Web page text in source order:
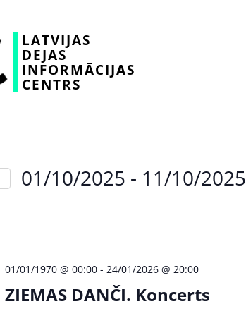
LATVIJAS
DEJAS
INFORMĀCIJAS
CENTRS
01/10/2025 - 11/10/2025
ZIEMAS DANČI. Koncerts
01/01/1970 @ 00:00- 24/01/2026 @ 20:00